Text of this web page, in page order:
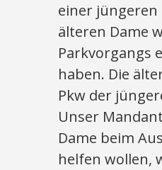
einer
älteren Dame
Parkvorgangs
haben. Die
Pkw der
Unser
Dame beim
helfen wollen,